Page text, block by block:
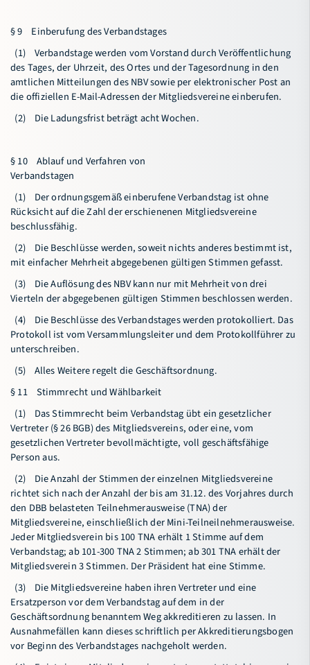
§ 9 Einberufung des Verbandstages
(1) Verbandstage werden vom Vorstand durch Veröffentlichung
des Tages, der Uhrzeit, des Ortes und der Tagesordnung in den
amtlichen Mitteilungen des NBV sowie per elektronischer Post an
die offiziellen E-Mail-Adressen der Mitgliedsvereine einberufen.
(2) Die Ladungsfrist beträgt acht Wochen.
§ 10 Ablauf und Verfahren von
Verbandstagen
(1) Der ordnungsgemäß einberufene Verbandstag ist ohne
Rücksicht auf die Zahl der erschienenen Mitgliedsvereine
beschlussfähig.
(2) Die Beschlüsse werden, soweit nichts anderes bestimmt ist,
mit einfacher Mehrheit abgegebenen gültigen Stimmen gefasst.
(3) Die Auflösung des NBV kann nur mit Mehrheit von drei
Vierteln der abgegebenen gültigen Stimmen beschlossen werden.
(4) Die Beschlüsse des Verbandstages werden protokolliert. Das
Protokoll ist vom Versammlungsleiter und dem Protokollführer zu
unterschreiben.
(5) Alles Weitere regelt die Geschäftsordnung.
§ 11 Stimmrecht und Wählbarkeit
(1) Das Stimmrecht beim Verbandstag übt ein gesetzlicher
Vertreter (§ 26 BGB) des Mitgliedsvereins, oder eine, vom
gesetzlichen Vertreter bevollmächtigte, voll geschäftsfähige
Person aus.
(2) Die Anzahl der Stimmen der einzelnen Mitgliedsvereine
richtet sich nach der Anzahl der bis am 31.12. des Vorjahres durch
den DBB belasteten Teilnehmerausweise (TNA) der
Mitgliedsvereine, einschließlich der Mini-Teilneilnehmerausweise.
Jeder Mitgliedsverein bis 100 TNA erhält 1 Stimme auf dem
Verbandstag; ab 101-300 TNA 2 Stimmen; ab 301 TNA erhält der
Mitgliedsverein 3 Stimmen. Der Präsident hat eine Stimme.
(3) Die Mitgliedsvereine haben ihren Vertreter und eine
Ersatzperson vor dem Verbandstag auf dem in der
Geschäftsordnung benanntem Weg akkreditieren zu lassen. In
Ausnahmefällen kann dieses schriftlich per Akkreditierungsbogen
vor Beginn des Verbandstages nachgeholt werden.